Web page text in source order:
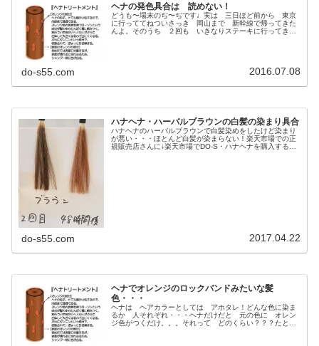
ヘナの発色具合は 読めない！
どうも〜場末のぢ〜ぢです♩実は 三日ほど前から 東京
に行っててねついさっき 岡山まで 新幹線で帰ってきた
んよ。そのうち ２回も いきなりステーキに行ってきた
do-s55.com 2016.07.08
ハナヘナ・ハーバルブラウンの白髪の染まり具合
ハナヘナのハーバルブラウンで白髪染めをしたけど染まり
が悪い・・・ほとんど白髪が染まらない！楽天市場での正
規販売店さんに↓楽天市場でDO-S・ハナヘナを購入する方
do-s55.com 2017.04.22
ヘナでオレンジのロックバンドみたいな髪
色・・・
ヘナは ヘアカラーとしては アホタレ！どんな色に染ま
るか 人それぞれ・・・ヘナだけだと 元の色に オレン
ジ色がつくだけ。。。それって どのくらい？？？たとえ